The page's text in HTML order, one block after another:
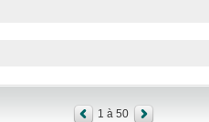
1 à 50